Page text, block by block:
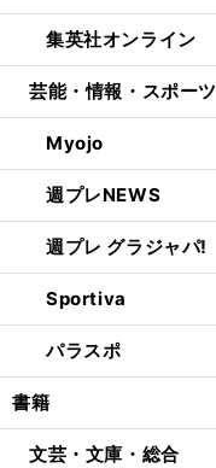
集英社オンライン
芸能・情報・スポーツ
Myojo
週プレNEWS
週プレ グラジャパ!
Sportiva
パラスポ
書籍
文芸・文庫・総合